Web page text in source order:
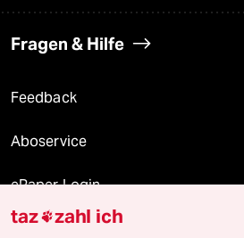
Fragen & Hilfe
Feedback
Aboservice
ePaper Login
Downloads für Abonnierende
taz zahl ich